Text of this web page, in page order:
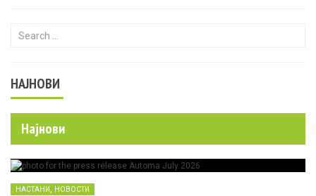
Search for:
НАЈНОВИ
Најнови
НАСТАНИ, НОВОСТИ